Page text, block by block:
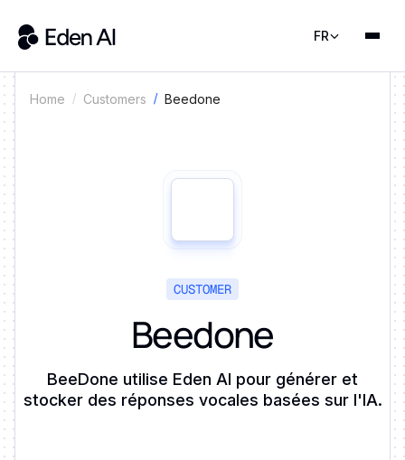
FR
Home Customers Beedone
CUSTOMER
Beedone
BeeDone utilise Eden AI pour générer et
stocker des réponses vocales basées sur l'IA.